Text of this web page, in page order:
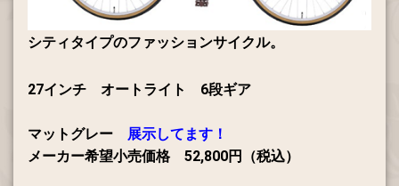
シティタイプのファッションサイクル。
27インチ オートライト 6段ギア
マットグレー 展示してます！
メーカー希望小売価格 52,800円（税込）